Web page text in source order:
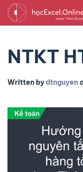
NTKT
Written bydtnguyen